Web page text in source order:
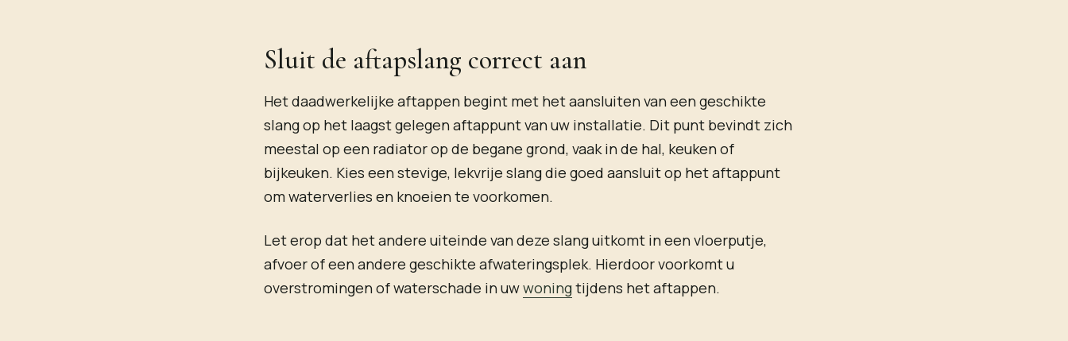
Sluit de aftapslang correct aan
Het daadwerkelijke aftappen begint met het aansluiten van een geschikte
slang op het laagst gelegen aftappunt van uw installatie. Dit punt bevindt zich
meestal op een radiator op de begane grond, vaak in de hal, keuken of
bijkeuken. Kies een stevige, lekvrije slang die goed aansluit op het aftappunt
om waterverlies en knoeien te voorkomen.
Let erop dat het andere uiteinde van deze slang uitkomt in een vloerputje,
afvoer of een andere geschikte afwateringsplek. Hierdoor voorkomt u
overstromingen of waterschade in uwwoningtijdens het aftappen.